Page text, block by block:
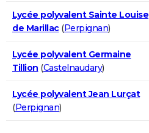
Lycée polyvalent Sainte Louise
de Marillac(Perpignan)
Lycée polyvalent Germaine
Tillion (Castelnaudary)
Lycée polyvalent Jean Lurçat
(Perpignan)